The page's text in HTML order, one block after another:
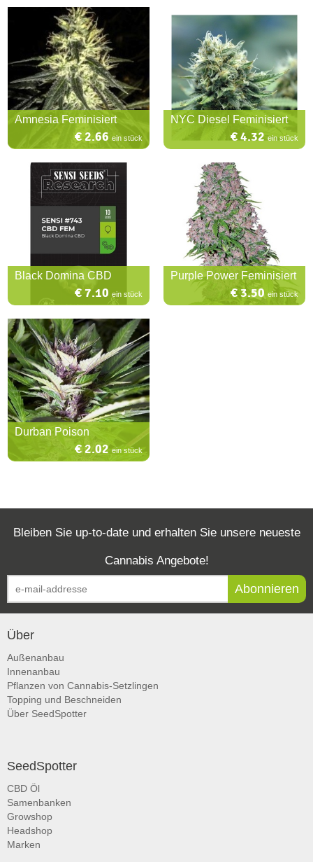
Amnesia Feminisiert
€ 2.66 ein stück
NYC Diesel Feminisiert
€ 4.32ein stück
Black Domina CBD
€ 7.10 ein stück
Purple Power Feminisiert
€ 3.50 ein stück
Durban Poison
€ 2.02ein stück
Bleiben Sie up-to-date und erhalten Sie unsere neueste
Cannabis Angebote!
Abonnieren
Über
Außenanbau
Innenanbau
Pflanzen von Cannabis-Setzlingen
Topping und Beschneiden
Über SeedSpotter
SeedSpotter
CBD Öl
Samenbanken
Growshop
Headshop
Marken